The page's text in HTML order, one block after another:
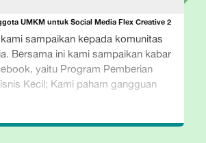
UMKM untuk Social Media Flex Creative 2
sampaikan kepada komunitas
Bersama ini kami sampaikan kabar
yaitu Program Pemberian
Kecil; Kami paham gangguan